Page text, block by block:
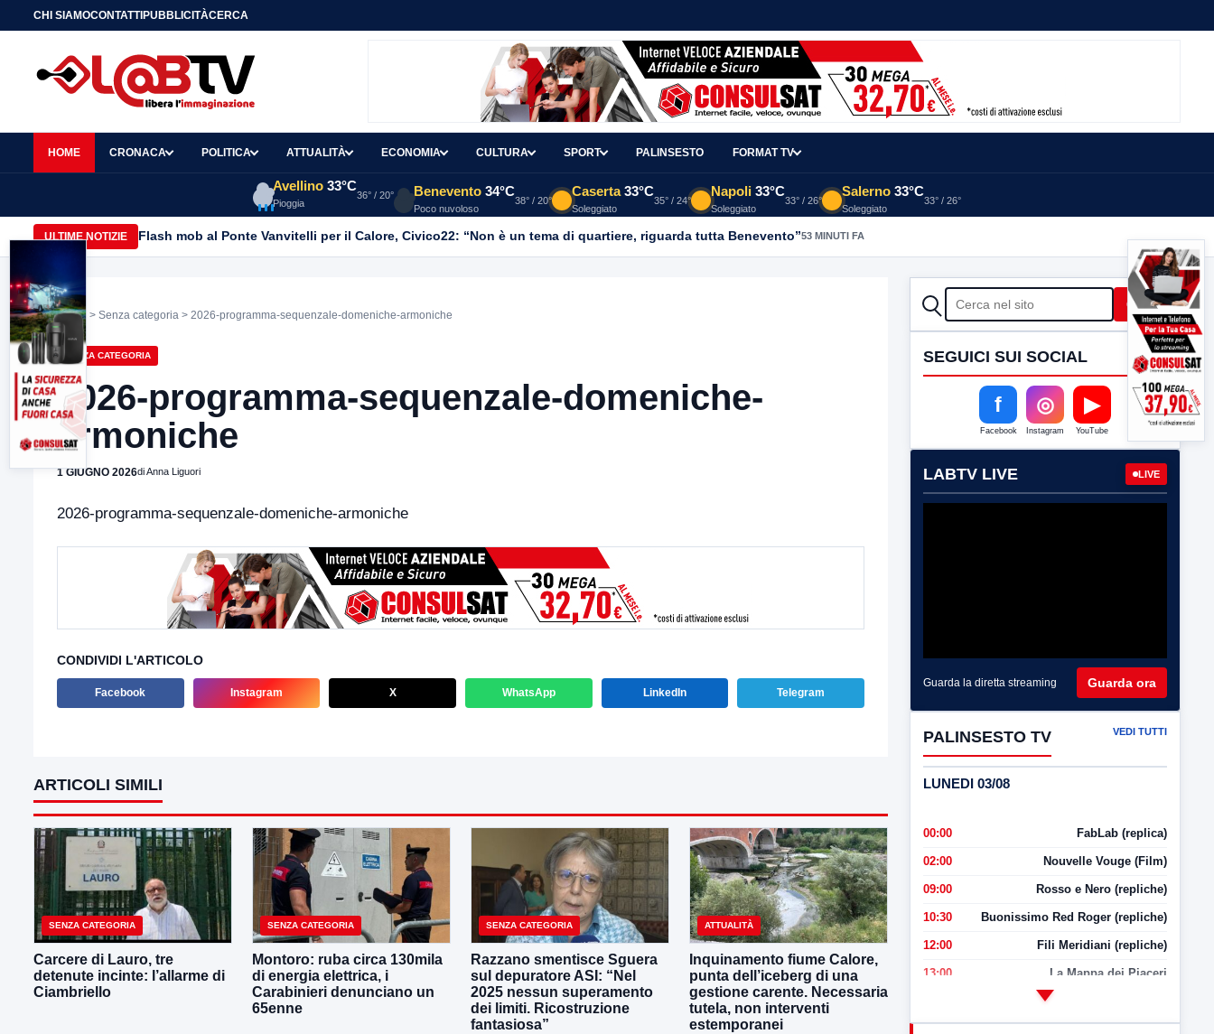
CHI SIAMOCONTATTIPUBBLICITÀCERCA
HOME CRONACA POLITICA ATTUALITÀ ECONOMIA CULTURA SPORT PALINSESTO FORMAT TV
Avellino 33°C
Pioggia
36° / 20° Benevento 34°C
Poco nuvoloso
38° / 20°
Caserta 33°C
Soleggiato
35° / 24°
Napoli 33°C
Soleggiato
33° / 26°
Salerno 33°C
Soleggiato
33° / 26°
ULTIME NOTIZIE Flash mob al Ponte Vanvitelli per il Calore, Civico22: “Non è un tema di quartiere, riguarda tutta Benevento”53 MINUTI FA
Home > Senza categoria > 2026-programma-sequenzale-domeniche-armoniche
SENZA CATEGORIA
2026-programma-sequenzale-domeniche-
armoniche
1 GIUGNO 2026di Anna Liguori
2026-programma-sequenzale-domeniche-armoniche
CONDIVIDI L'ARTICOLO
Facebook Instagram X WhatsApp LinkedIn Telegram
ARTICOLI SIMILI
SENZA CATEGORIA
Carcere di Lauro, tre
detenute incinte: l’allarme di
Ciambriello
SENZA CATEGORIA
Montoro: ruba circa 130mila
di energia elettrica, i
Carabinieri denunciano un
65enne
SENZA CATEGORIA
Razzano smentisce Sguera
sul depuratore ASI: “Nel
2025 nessun superamento
dei limiti. Ricostruzione
fantasiosa”
ATTUALITÀ
Inquinamento fiume Calore,
punta dell’iceberg di una
gestione carente. Necessaria
tutela, non interventi
estemporanei
CERCA Cerca
SEGUICI SUI SOCIAL
f
Facebook
◎
Instagram
▶
YouTube
LABTV LIVE LIVE
Guarda la diretta streaming Guarda ora
PALINSESTO TV VEDI TUTTI
LUNEDI 03/08
00:00 FabLab (replica)
02:00 Nouvelle Vouge (Film)
09:00 Rosso e Nero (repliche)
10:30 Buonissimo Red Roger (repliche)
12:00 Fili Meridiani (repliche)
13:00 La Mappa dei Piaceri